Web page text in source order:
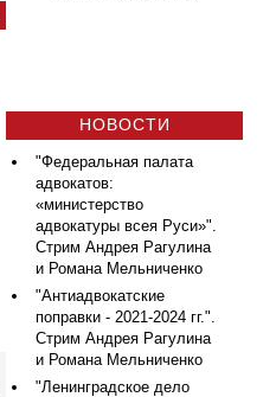
НОВОСТИ
"Федеральная палата
адвокатов:
«министерство
адвокатуры всея Руси»".
Стрим Андрея Рагулина
и Романа Мельниченко
"Антиадвокатские
поправки - 2021-2024 гг.".
Стрим Андрея Рагулина
и Романа Мельниченко
"Ленинградское дело